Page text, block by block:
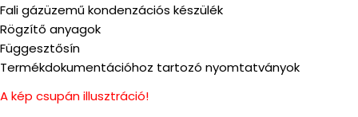
Fali gázüzemű kondenzációs készülék
Rögzítő anyagok
Függesztősín
Termékdokumentációhoz tartozó nyomtatványok
A kép csupán illusztráció!